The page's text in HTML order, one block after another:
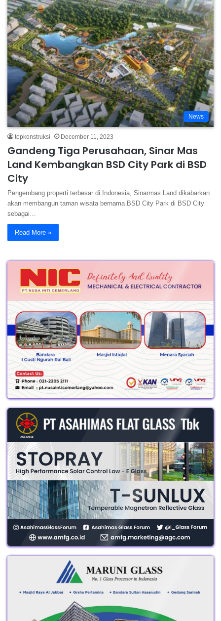
News
topkonstruksi December 11, 2023
Gandeng Tiga Perusahaan, Sinar Mas
Land Kembangkan BSD City Park di BSD
City
Pengembang properti terbesar di Indonesia, Sinarmas Land dikabarkan
akan membangun taman wisata bernama BSD City Park di BSD City
sebagai…
Read More »